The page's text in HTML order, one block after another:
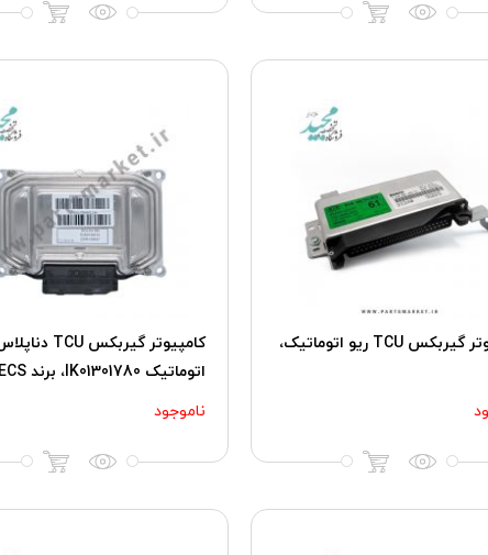
کامپیوتر گیربکس TCU ریو اتوماتیک،
اتوماتیک IK01301780، برند AECS
ناموجود